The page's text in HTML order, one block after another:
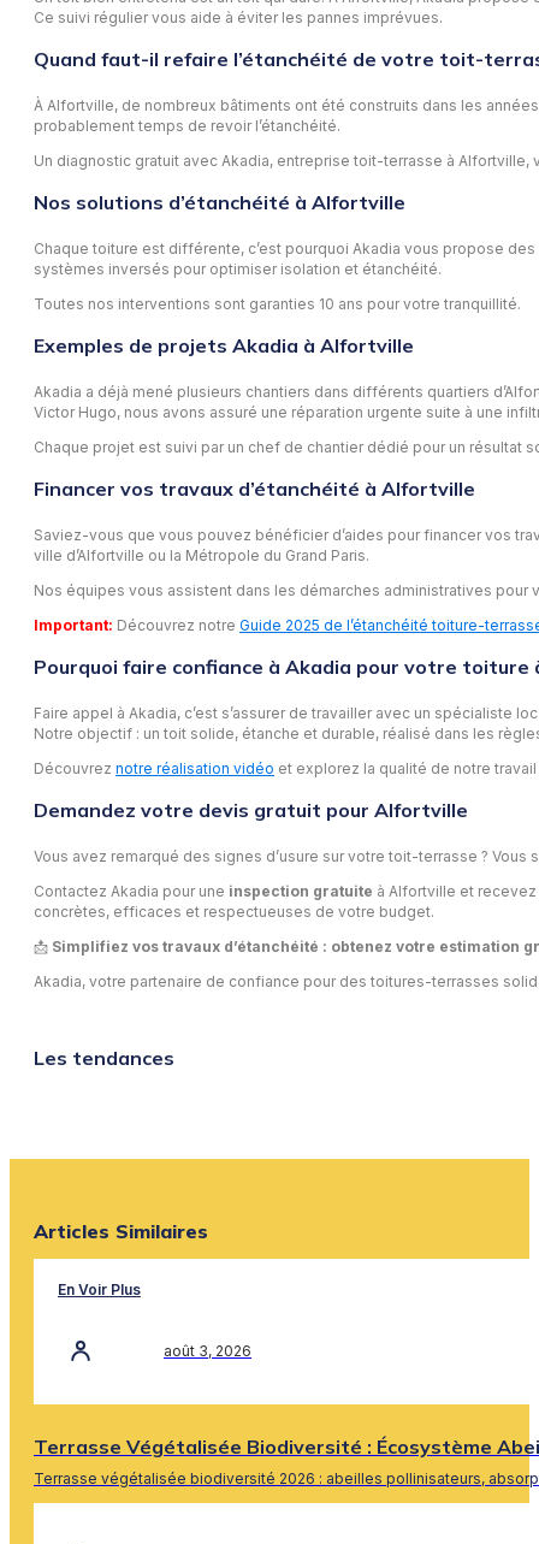
Ce suivi régulier vous aide à éviter les pannes imprévues.
Quand faut-il refaire l’étanchéité de votre toit-
À Alfortville, de nombreux bâtiments ont été construits dans les
probablement temps de revoir l’étanchéité.
Un diagnostic gratuit avec Akadia, entreprise toit-terrasse à
Nos solutions d’étanchéité à Alfortville
Chaque toiture est différente, c’est pourquoi Akadia vous propose
systèmes inversés pour optimiser isolation et étanchéité.
Toutes nos interventions sont garanties 10 ans pour votre tranquillité.
Exemples de projets Akadia à Alfortville
Akadia a déjà mené plusieurs chantiers dans différents quartiers
Victor Hugo, nous avons assuré une réparation urgente suite à une
Chaque projet est suivi par un chef de chantier dédié pour un résultat
Financer vos travaux d’étanchéité à Alfortville
Saviez-vous que vous pouvez bénéficier d’aides pour financer vos
ville d’Alfortville ou la Métropole du Grand Paris.
Nos équipes vous assistent dans les démarches administratives
Important: Découvrez notre Guide 2025 de l’étanchéité toiture-
Pourquoi faire confiance à Akadia pour votre toiture
Faire appel à Akadia, c’est s’assurer de travailler avec un
Notre objectif : un toit solide, étanche et durable, réalisé dans les
Découvrez notre réalisation vidéo et explorez la qualité de notre travail
Demandez votre devis gratuit pour Alfortville
Vous avez remarqué des signes d’usure sur votre toit-terrasse ?
Contactez Akadia pour une inspection gratuite à Alfortville et
concrètes, efficaces et respectueuses de votre budget.
📩 Simplifiez vos travaux d’étanchéité : obtenez votre estimation
Akadia, votre partenaire de confiance pour des toitures-terrasses
Les tendances
Articles Similaires
En Voir Plus
août 3, 2026
Terrasse Végétalisée Biodiversité : Écosystème
Terrasse végétalisée biodiversité 2026 : abeilles pollinisateurs,